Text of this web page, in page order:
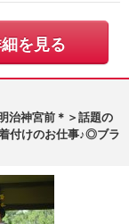
を見る
治神宮前＊＞話題の
付けのお仕事♪◎ブラ